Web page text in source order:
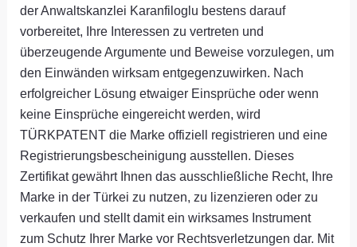
der Anwaltskanzlei Karanfiloglu bestens darauf
vorbereitet, Ihre Interessen zu vertreten und
überzeugende Argumente und Beweise vorzulegen, um
den Einwänden wirksam entgegenzuwirken. Nach
erfolgreicher Lösung etwaiger Einsprüche oder wenn
keine Einsprüche eingereicht werden, wird
TÜRKPATENT die Marke offiziell registrieren und eine
Registrierungsbescheinigung ausstellen. Dieses
Zertifikat gewährt Ihnen das ausschließliche Recht, Ihre
Marke in der Türkei zu nutzen, zu lizenzieren oder zu
verkaufen und stellt damit ein wirksames Instrument
zum Schutz Ihrer Marke vor Rechtsverletzungen dar. Mit